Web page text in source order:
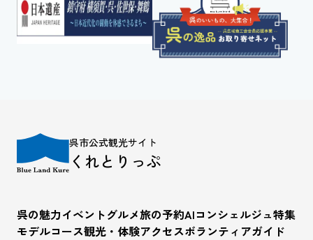
呉市公式観光サイト
くれとりっぷ
呉の魅力イベントグルメ旅の予約AIコンシェルジュ特集
モデルコース観光・体験アクセスボランティアガイド